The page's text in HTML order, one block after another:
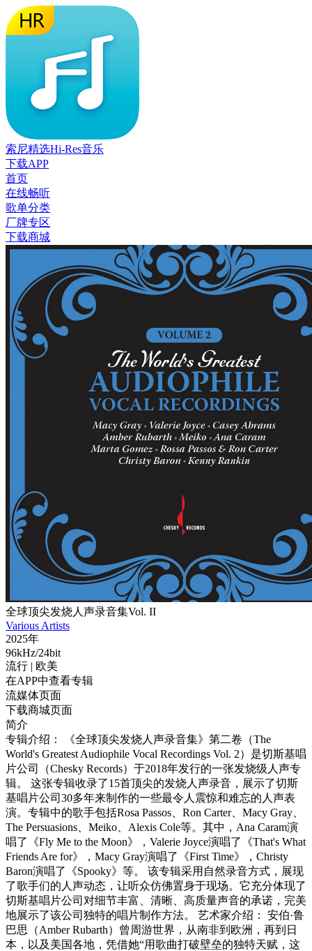
索尼精选Hi-Res音乐
下载APP
首页
在线畅听
歌单分类
厂牌专区
下载商城
全球顶尖发烧人声录音集Vol. II
Various Artists
2025年
96kHz/24bit
流行 | 欧美
在APP中查看专辑
流媒体页面
下载商城页面
简介
专辑介绍： 《全球顶尖发烧人声录音集》第二卷（The
World's Greatest Audiophile Vocal Recordings Vol. 2）是切斯基唱
片公司（Chesky Records）于2018年发行的一张发烧级人声专
辑。 这张专辑收录了15首顶尖的发烧人声录音，展示了切斯
基唱片公司30多年来制作的一些最令人震惊和难忘的人声表
演。专辑中的歌手包括Rosa Passos、Ron Carter、Macy Gray、
The Persuasions、Meiko、Alexis Cole等。其中，Ana Caram演
唱了《Fly Me to the Moon》，Valerie Joyce演唱了《That's What
Friends Are for》，Macy Gray演唱了《First Time》，Christy
Baron演唱了《Spooky》等。 该专辑采用自然录音方式，展现
了歌手们的人声动态，让听众仿佛置身于现场。它充分体现了
切斯基唱片公司对细节丰富、清晰、高质量声音的承诺，完美
地展示了该公司独特的唱片制作方法。 艺术家介绍： 安伯·鲁
巴思（Amber Rubarth）曾周游世界，从南非到欧洲，再到日
本，以及美国各地，凭借她“用歌曲打破壁垒的独特天赋，这